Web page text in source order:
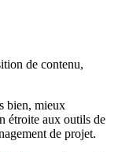
de contenu,
bien, mieux
étroite aux outils de
de projet.